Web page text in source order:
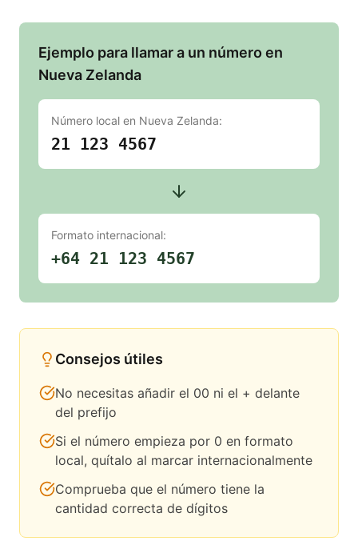
Ejemplo para llamar a un número en
Nueva Zelanda
Número local en Nueva Zelanda:
21 123 4567
Formato internacional:
+64 21 123 4567
Consejos útiles
No necesitas añadir el 00 ni el + delante
del prefijo
Si el número empieza por 0 en formato
local, quítalo al marcar internacionalmente
Comprueba que el número tiene la
cantidad correcta de dígitos